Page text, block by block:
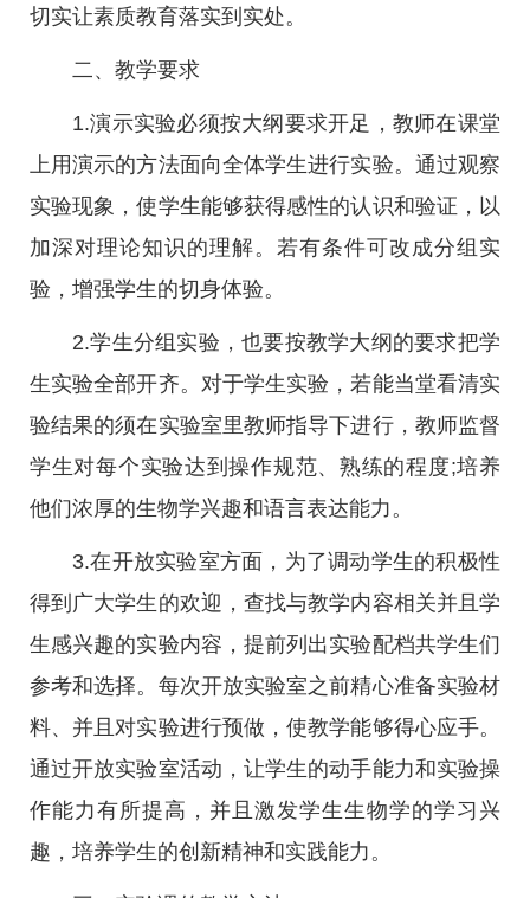
切实让素质教育落实到实处。
二、教学要求
1.演示实验必须按大纲要求开足，教师在课堂
上用演示的方法面向全体学生进行实验。通过观察
实验现象，使学生能够获得感性的认识和验证，以
加深对理论知识的理解。若有条件可改成分组实
验，增强学生的切身体验。
2.学生分组实验，也要按教学大纲的要求把学
生实验全部开齐。对于学生实验，若能当堂看清实
验结果的须在实验室里教师指导下进行，教师监督
学生对每个实验达到操作规范、熟练的程度;培养
他们浓厚的生物学兴趣和语言表达能力。
3.在开放实验室方面，为了调动学生的积极性
得到广大学生的欢迎，查找与教学内容相关并且学
生感兴趣的实验内容，提前列出实验配档共学生们
参考和选择。每次开放实验室之前精心准备实验材
料、并且对实验进行预做，使教学能够得心应手。
通过开放实验室活动，让学生的动手能力和实验操
作能力有所提高，并且激发学生生物学的学习兴
趣，培养学生的创新精神和实践能力。